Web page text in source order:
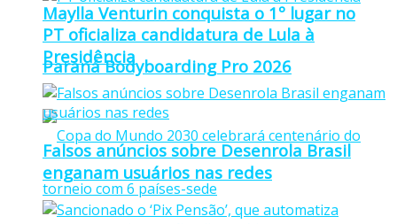
Maylla Venturin conquista o 1º lugar no
Paraná Bodyboarding Pro 2026
PT oficializa candidatura de Lula à
Presidência
Falsos anúncios sobre Desenrola Brasil
enganam usuários nas redes